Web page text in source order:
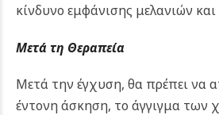
κίνδυνο εμφάνισης μελανιών και
Μετά τη Θεραπεία
Μετά την έγχυση, θα πρέπει να
έντονη άσκηση, το άγγιγμα των